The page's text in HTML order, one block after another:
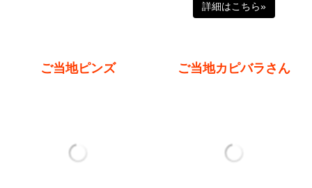
詳細はこちら»
ご当地ピンズ ご当地カピバラさん